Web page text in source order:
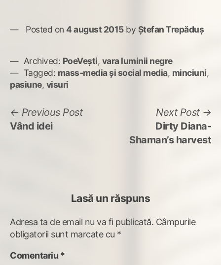
Posted on 4 august 2015by Ștefan Trepăduș
Archived: PoeVești, vara luminii negre
Tagged: mass-media și social media, minciuni,
pasiune, visuri
Navigare
în
Previous PostPrevious
Vând idei
Next Post
Dirty Diana-
Shaman’s harvest
Lasă un răspuns
Adresa ta de email nu va fi publicată. Câmpurile
obligatorii sunt marcate cu *
Comentariu *